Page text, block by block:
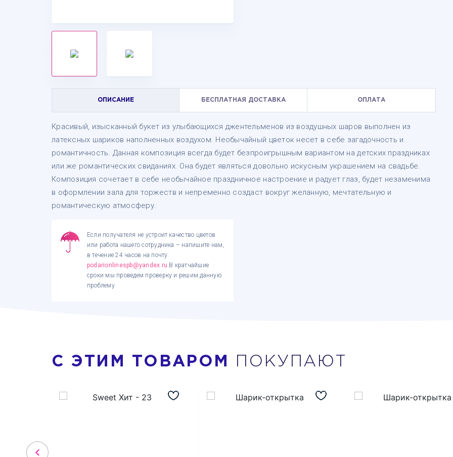
ОПИСАНИЕ БЕСПЛАТНАЯ ДОСТАВКА ОПЛАТА
Красивый, изысканный букет из улыбающихся джентельменов из воздушных шаров выполнен из
латексных шариков наполненных воздухом. Необычайный цветок несет в себе загадочность и
романтичность. Данная композиция всегда будет безпроигрышным вариантом на детских праздниках
или же романтических свиданиях. Она будет являться довольно искусным украшением на свадьбе.
Композиция сочетает в себе необычайное праздничное настроение и радует глаз, будет незаменима
в оформлении зала для торжеств и непременно создаст вокруг желанную, мечтательную и
романтическую атмосферу.
Если получателя не устроит качество цветов
или работа нашего сотрудника – напишите нам,
в течение 24 часов на почту:
podarionlinespb@yandex.ru.В кратчайшие
сроки мы проведем проверку и решим данную
проблему
С ЭТИМ ТОВАРОМ ПОКУПАЮТ